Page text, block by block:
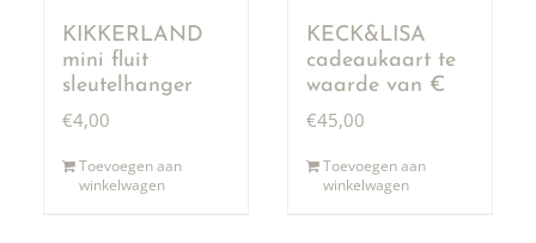
KIKKERLAND
mini fluit
sleutelhanger
€4,00
Toevoegen aan
winkelwagen
KECK&LISA
cadeaukaart te
waarde van €
50,00
€45,00
Toevoegen aan
winkelwagen